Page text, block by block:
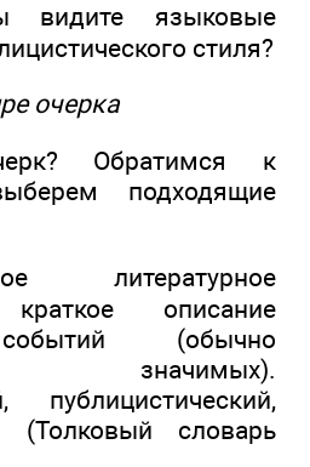
языковые
стиля?
очерка
Обратимся к
подходящие
литературное
краткое описание
(обычно
значимых).
публицистический,
(Толковый словарь